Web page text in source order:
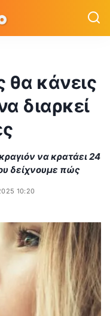
θα κάνεις
διαρκεί
να κρατάει 24
δείχνουμε πώς
10:20